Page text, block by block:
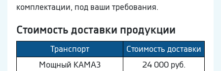
комплектации, под ваши требования.
Стоимость доставки продукции
Транспорт
Стоимость доставки
Мощный КAМAЗ
24 000 руб.